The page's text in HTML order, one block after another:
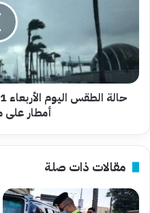
أبريل
..
تقلبات
جوية
وسقوط
معظم
أمطار على
مقالات ذات صلة